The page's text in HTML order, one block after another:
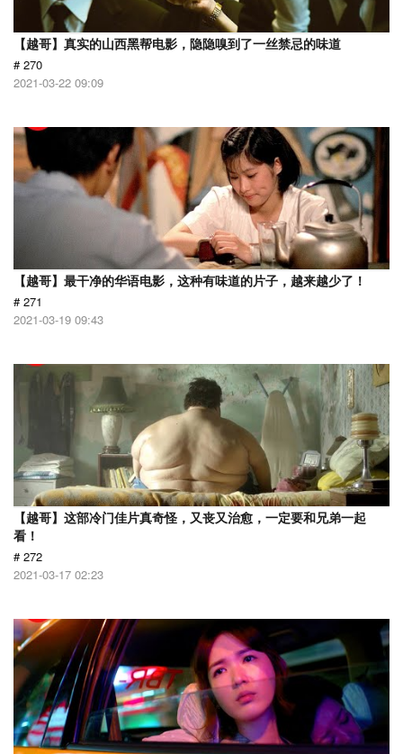
【越哥】真实的山西黑帮电影，隐隐嗅到了一丝禁忌的味道
# 270
2021-03-22 09:09
【越哥】最干净的华语电影，这种有味道的片子，越来越少了！
# 271
2021-03-19 09:43
【越哥】这部冷门佳片真奇怪，又丧又治愈，一定要和兄弟一起
看！
# 272
2021-03-17 02:23